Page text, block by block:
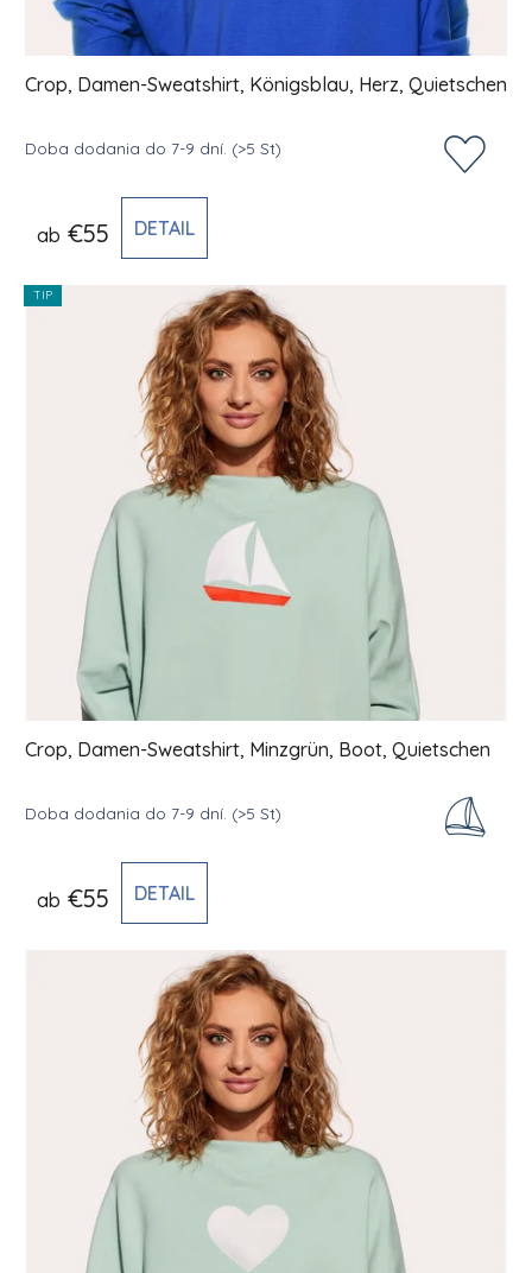
Crop, Damen-Sweatshirt, Königsblau, Herz, Quietschen
Doba dodania do 7-9 dní. (>5 St)
ab €55 DETAIL
TIP
Crop, Damen-Sweatshirt, Minzgrün, Boot, Quietschen
Doba dodania do 7-9 dní. (>5 St)
ab €55 DETAIL